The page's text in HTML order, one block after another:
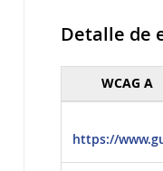
Detalle de
WCAG A
https://